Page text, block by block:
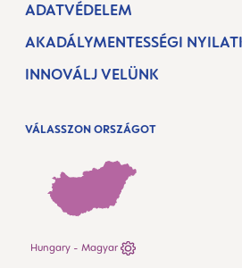
ADATVÉDELEM
AKADÁLYMENTESSÉGI
INNOVÁLJ VELÜNK
VÁLASSZON ORSZÁGOT
Hungary - Magyar